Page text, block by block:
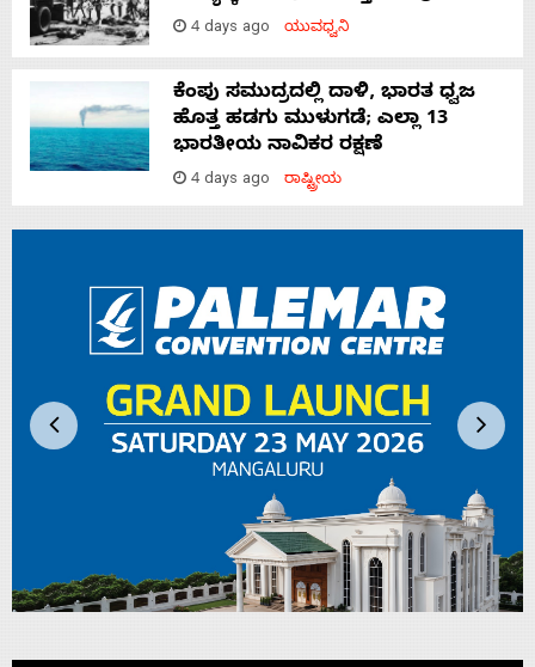
4 days ago ಯುವಧ್ವನಿ
ಕೆಂಪು ಸಮುದ್ರದಲ್ಲಿ ದಾಳಿ, ಭಾರತ ಧ್ವಜ
ಹೊತ್ತ ಹಡಗು ಮುಳುಗಡೆ; ಎಲ್ಲಾ 13
ಭಾರತೀಯ ನಾವಿಕರ ರಕ್ಷಣೆ
4 days ago ರಾಷ್ಟ್ರೀಯ